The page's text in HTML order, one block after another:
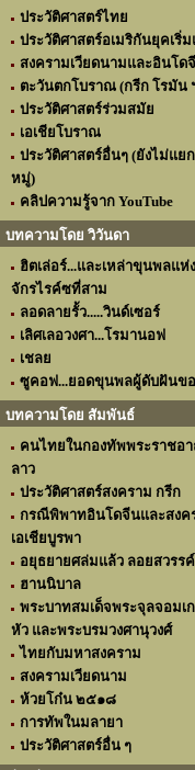
ประวัติศาสตร์ไทย
ประวัติศาสตร์อเมริกันยุคเริ่
สงครามเวียดนามและอินโด
ตะวันตกโบราณ (กรีก โรมัน
ประวัติศาสตร์ร่วมสมัย
เอเชียโบราณ
ประวัติศาสตร์อื่นๆ (ยังไม่แย
หมู่)
คลิปความรู้จาก YouTube
บทความโดย วิวันดา
ฮิตเล่อร์...และเหล่าขุนพลแห่
จักรไรค์ซที่สาม
ลอดลายรั้ว.....วินด์เซอร์
เลิศเลอวงศา...โรมานอฟ
เชลย
ซูคอฟ...ยอดขุนพลผู้ดับฝันขอ
บทความโดย สัมพันธ์
คนไทยในกองทัพพระราชอ
ลาว
ประวัติศาสตร์สงคราม กรีก
กรณีพิพาทอินโดจีนและสงค
เอเชียบูรพา
อยุธยายศล่มแล้ว ลอยสวรร
ฮานนิบาล
พระบาทสมเด็จพระจุลจอมเ
หัว และพระบรมวงศานุวงศ์
ไทยกับมหาสงคราม
สงครามเวียดนาม
ห้วยโก๋น ๒๕๑๘
การทัพในมลายา
ประวัติศาสตร์อื่น ๆ